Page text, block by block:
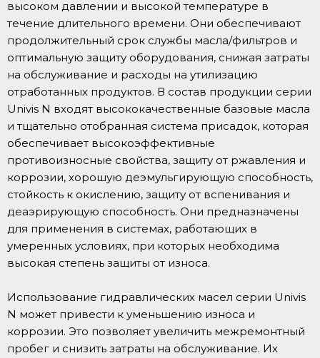
высоком давлении и высокой температуре в
течение длительного времени. Они обеспечивают
продолжительный срок службы масла/фильтров и
оптимальную защиту оборудования, снижая затраты
на обслуживание и расходы на утилизацию
отработанных продуктов. В состав продукции серии
Univis N входят высококачественные базовые масла
и тщательно отобранная система присадок, которая
обеспечивает высокоэффективные
противоизносные свойства, защиту от ржавления и
коррозии, хорошую деэмульгирующую способность,
стойкость к окислению, защиту от вспенивания и
деаэрирующую способность. Они предназначены
для применения в системах, работающих в
умеренных условиях, при которых необходима
высокая степень защиты от износа.
Использование гидравлических масел серии Univis
N может привести к уменьшению износа и
коррозии. Это позволяет увеличить межремонтный
пробег и снизить затраты на обслуживание. Их